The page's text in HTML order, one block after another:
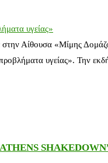
υγείας»
στην Αίθουσα «Μίμης
υγείας». Την